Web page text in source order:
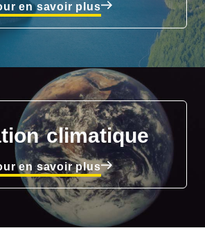
en savoir plus
climatique
en savoir plus